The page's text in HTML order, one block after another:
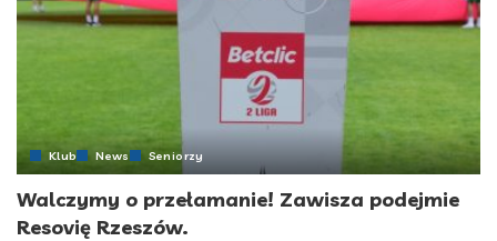
Klub News Seniorzy
Walczymy o przełamanie! Zawisza podejmie
Resovię Rzeszów.